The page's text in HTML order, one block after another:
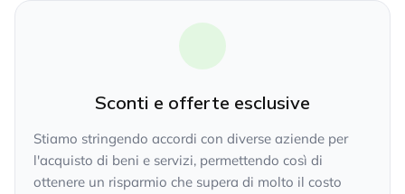
Sconti e offerte esclusive
Stiamo stringendo accordi con diverse aziende per
l'acquisto di beni e servizi, permettendo così di
ottenere un risparmio che supera di molto il costo